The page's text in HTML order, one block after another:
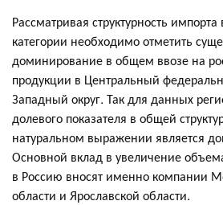
Рассматривая структурность
категории необходимо отметить
доминирование в общем ввозе на
продукции в Центральный
Западный округ. Так для данных
долевого показателя в общей
натуральном выражении является
Основной вклад в увеличение
в Россию вносят именно компании
области и Ярославской области.